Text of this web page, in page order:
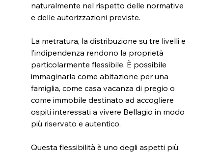
naturalmente nel rispetto delle normative
e delle autorizzazioni previste.
La metratura, la distribuzione su tre livelli e
l’indipendenza rendono la proprietà
particolarmente flessibile. È possibile
immaginarla come abitazione per una
famiglia, come casa vacanza di pregio o
come immobile destinato ad accogliere
ospiti interessati a vivere Bellagio in modo
più riservato e autentico.
Questa flessibilità è uno degli aspetti più